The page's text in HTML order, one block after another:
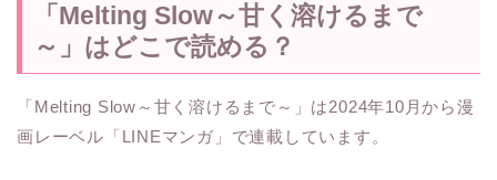
「Melting Slow～甘く溶けるまで
～」はどこで読める？
「Melting Slow～甘く溶けるまで～」は2024年10月から漫
画レーベル「LINEマンガ」で連載しています。